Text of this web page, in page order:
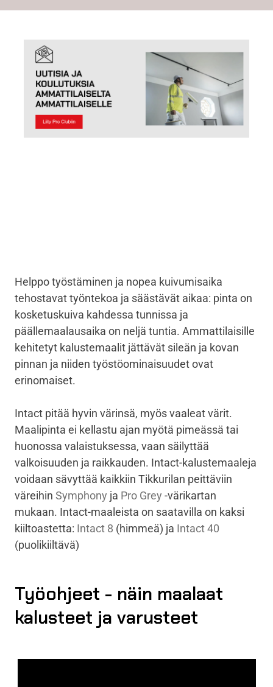
Helppo työstäminen ja nopea kuivumisaika
tehostavat työntekoa ja säästävät aikaa: pinta on
kosketuskuiva kahdessa tunnissa ja
päällemaalausaika on neljä tuntia. Ammattilaisille
kehitetyt kalustemaalit jättävät sileän ja kovan
pinnan ja niiden työstöominaisuudet ovat
erinomaiset.
Intact pitää hyvin värinsä, myös vaaleat värit.
Maalipinta ei kellastu ajan myötä pimeässä tai
huonossa valaistuksessa, vaan säilyttää
valkoisuuden ja raikkauden. Intact-kalustemaaleja
voidaan sävyttää kaikkiin Tikkurilan peittäviin
väreihin Symphony ja Pro Grey -värikartan
mukaan. Intact-maaleista on saatavilla on kaksi
kiiltoastetta: Intact 8 (himmeä) ja Intact 40
(puolikiiltävä)
Työohjeet - näin maalaat
kalusteet ja varusteet